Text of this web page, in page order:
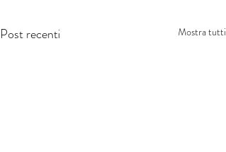
Post recenti Mostra tutti